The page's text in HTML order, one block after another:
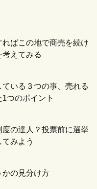
ばこの地で商売を続け
えてみる
いる３つの事、売れる
つのポイント
の達人？投票前に選挙
みよう
かの見分け方